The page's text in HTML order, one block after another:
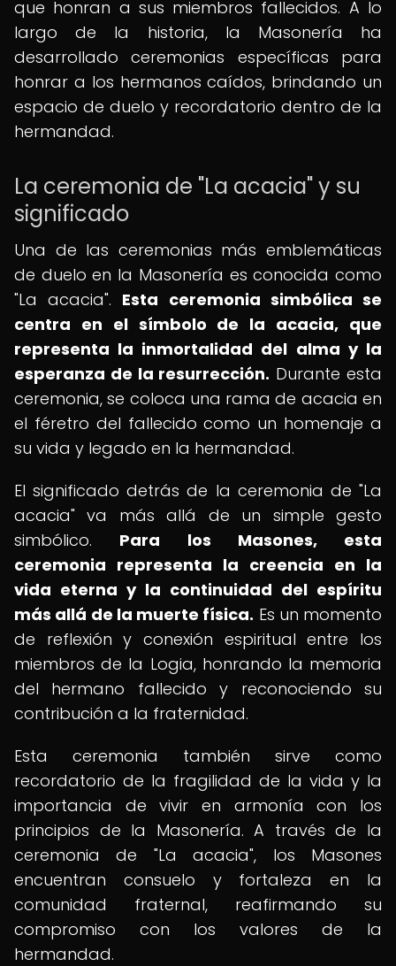
que honran a sus miembros fallecidos. A lo
largo de la historia, la Masonería ha
desarrollado ceremonias específicas para
honrar a los hermanos caídos, brindando un
espacio de duelo y recordatorio dentro de la
hermandad.
La ceremonia de "La acacia" y su
significado
Una de las ceremonias más emblemáticas
de duelo en la Masonería es conocida como
"La acacia". Esta ceremonia simbólica se
centra en el símbolo de la acacia, que
representa la inmortalidad del alma y la
esperanza de la resurrección. Durante esta
ceremonia, se coloca una rama de acacia en
el féretro del fallecido como un homenaje a
su vida y legado en la hermandad.
El significado detrás de la ceremonia de "La
acacia" va más allá de un simple gesto
simbólico. Para los Masones, esta
ceremonia representa la creencia en la
vida eterna y la continuidad del espíritu
más allá de la muerte física. Es un momento
de reflexión y conexión espiritual entre los
miembros de la Logia, honrando la memoria
del hermano fallecido y reconociendo su
contribución a la fraternidad.
Esta ceremonia también sirve como
recordatorio de la fragilidad de la vida y la
importancia de vivir en armonía con los
principios de la Masonería. A través de la
ceremonia de "La acacia", los Masones
encuentran consuelo y fortaleza en la
comunidad fraternal, reafirmando su
compromiso con los valores de la
hermandad.